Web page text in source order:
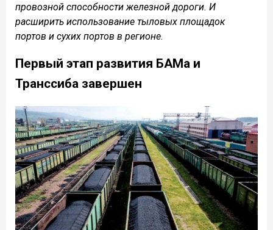
провозной способности железной дороги. И
расширить использование тыловых площадок
портов и сухих портов в регионе.
Первый этап развития БАМа и
Транссиба завершен